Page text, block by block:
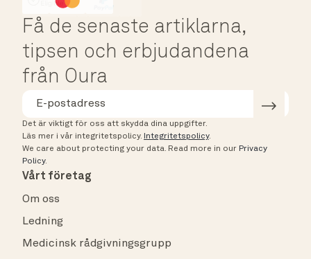
Få de senaste artiklarna,
tipsen och erbjudandena
från Oura
Det är viktigt för oss att skydda dina uppgifter.
Läs mer i vår integritetspolicy. Integritetspolicy.
We care about protecting your data. Read more in our Privacy
Policy.
Vårt företag
Om oss
Ledning
Medicinsk rådgivningsgrupp